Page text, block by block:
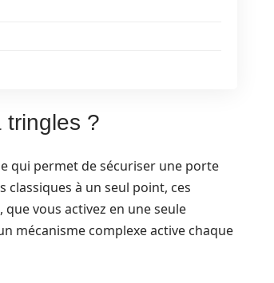
tringles ?
qui permet de sécuriser une porte
à un seul point, ces
vous activez en une seule
mécanisme complexe active chaque